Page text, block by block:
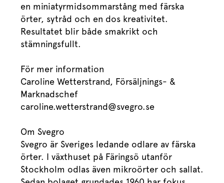
en miniatyrmidsommarstång med färska
örter, sytråd och en dos kreativitet.
Resultatet blir både smakrikt och
stämningsfullt.
För mer information
Caroline Wetterstrand, Försäljnings- &
Marknadschef
caroline.wetterstrand@svegro.se
Om Svegro
Svegro är Sveriges ledande odlare av färska
örter. I växthuset på Färingsö utanför
Stockholm odlas även mikroörter och sallat.